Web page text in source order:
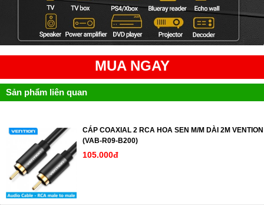
MUA NGAY
Sản phẩm liên quan
CÁP COAXIAL 2 RCA HOA SEN M/M DÀI 2M VENTION
(VAB-R09-B200)
105.000đ